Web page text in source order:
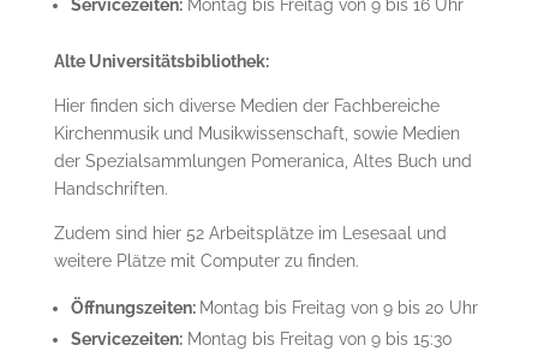
Servicezeiten:Montag bis Freitag von 9 bis 16 Uhr
Alte Universitätsbibliothek:
Hier finden sich diverse Medien der Fachbereiche
Kirchenmusik und Musikwissenschaft, sowie Medien
der Spezialsammlungen Pomeranica, Altes Buch und
Handschriften.
Zudem sind hier 52 Arbeitsplätze im Lesesaal und
weitere Plätze mit Computer zu finden.
Öffnungszeiten: Montag bis Freitag von 9 bis 20 Uhr
Servicezeiten:Montag bis Freitag von 9 bis 15:30